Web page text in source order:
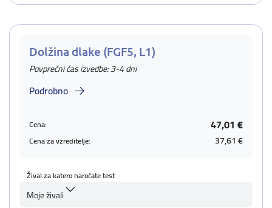
Dolžina dlake (FGF5, L1)
Povprečni čas izvedbe: 3-4 dni
Podrobno
Cena: 47,01 €
Cena za vzreditelje: 37,61 €
Žival za katero naročate test
Moje živali